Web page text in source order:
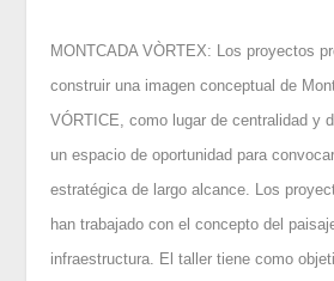
MONTCADA VÒRTEX: Los proyectos
construir una imagen conceptual de
VÓRTICE, como lugar de centralidad y
un espacio de oportunidad para
estratégica de largo alcance. Los
han trabajado con el concepto del
infraestructura. El taller tiene como